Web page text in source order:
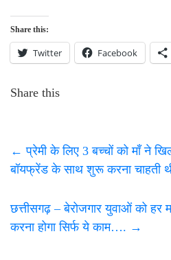
Share this:
Twitter Facebook
Share this
← प्रेमी के लिए 3 बच्चों को माँ ने
बॉयफ्रेंड के साथ शुरू करना चाहती
छत्तीसगढ़ – बेरोजगार युवाओं को हर
करना होगा सिर्फ ये काम…. →